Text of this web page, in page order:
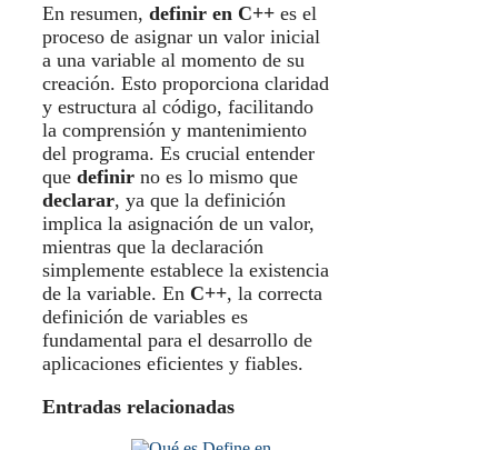
En resumen, definir en C++ es el
proceso de asignar un valor inicial
a una variable al momento de su
creación. Esto proporciona claridad
y estructura al código, facilitando
la comprensión y mantenimiento
del programa. Es crucial entender
que definir no es lo mismo que
declarar, ya que la definición
implica la asignación de un valor,
mientras que la declaración
simplemente establece la existencia
de la variable. En C++, la correcta
definición de variables es
fundamental para el desarrollo de
aplicaciones eficientes y fiables.
Entradas relacionadas